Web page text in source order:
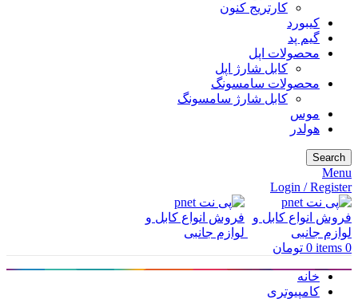
کارتریج کنون
کیبورد
گیم پد
محصولات اپل
کابل شارژ اپل
محصولات سامسونگ
کابل شارژ سامسونگ
موس
هولدر
Search
Menu
Login / Register
0
items
0 تومان
خانه
کامپیوتری